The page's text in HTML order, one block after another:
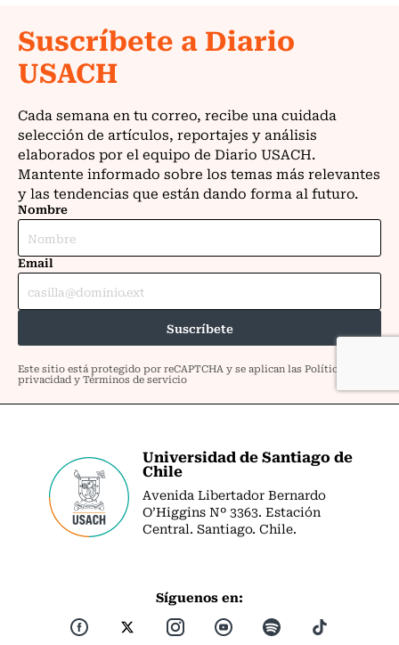
Universidad de Santiago de
Chile
Avenida Libertador Bernardo
O’Higgins Nº 3363. Estación
Central. Santiago. Chile.
Síguenos en: